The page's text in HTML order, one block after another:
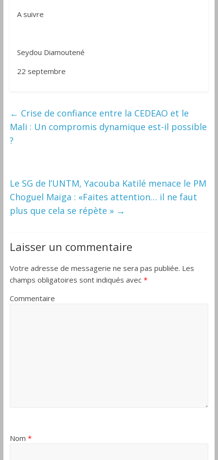
A suivre
Seydou Diamoutené
22 septembre
← Crise de confiance entre la CEDEAO et le
Mali : Un compromis dynamique est-il possible
?
Le SG de l’UNTM, Yacouba Katilé menace le PM
Choguel Maïga : «Faites attention… il ne faut
plus que cela se répète » →
Laisser un commentaire
Votre adresse de messagerie ne sera pas publiée. Les
champs obligatoires sont indiqués avec *
Commentaire
Nom *